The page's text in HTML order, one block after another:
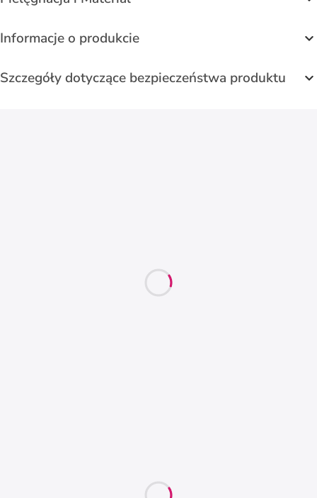
Informacje o produkcie
Szczegóły dotyczące bezpieczeństwa produktu